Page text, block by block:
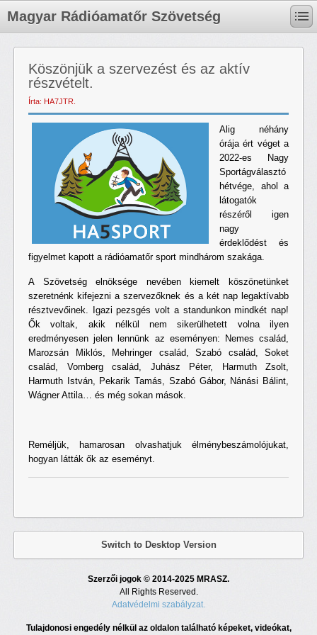
Magyar Rádióamatőr Szövetség
Köszönjük a szervezést és az aktív
részvételt.
Írta: HA7JTR.
Alig néhány
órája ért véget a
2022-es Nagy
Sportágválasztó
hétvége, ahol a
látogatók
részéről igen
nagy
érdeklődést és
figyelmet kapott a rádióamatőr sport mindhárom szakága.
A Szövetség elnöksége nevében kiemelt köszönetünket
szeretnénk kifejezni a szervezőknek és a két nap legaktívabb
résztvevőinek. Igazi pezsgés volt a standunkon mindkét nap!
Ők voltak, akik nélkül nem sikerülhetett volna ilyen
eredményesen jelen lennünk az eseményen: Nemes család,
Marozsán Miklós, Mehringer család, Szabó család, Soket
család, Vomberg család, Juhász Péter, Harmuth Zsolt,
Harmuth István, Pekarik Tamás, Szabó Gábor, Nánási Bálint,
Wágner Attila… és még sokan mások.
Reméljük, hamarosan olvashatjuk élménybeszámolójukat,
hogyan látták ők az eseményt.
Switch to Desktop Version
Szerzői jogok © 2014-2025 MRASZ.
All Rights Reserved.
Adatvédelmi szabályzat.
Tulajdonosi engedély nélkül az oldalon található képeket, videókat,